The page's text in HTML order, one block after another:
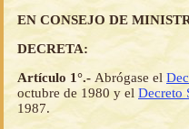
EN CONSEJO DE
DECRETA:
Artículo 1°.- Abrógase el
octubre de 1980 y el Decreto
1987.